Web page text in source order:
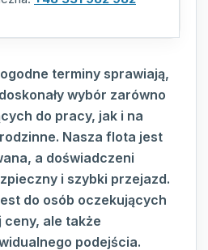
terminy sprawiają,
wybór zarówno
do pracy, jak i na
Nasza flota jest
a doświadczeni
i szybki przejazd.
do osób oczekujących
ale także
podejścia.